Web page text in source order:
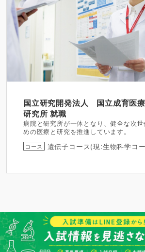
国立研究開発法人 国立成育医
研究所 就職
病院と研究所が一体となり、健全な次
めの医療と研究を推進しています。
コース 遺伝子コース(現:生物科学コ